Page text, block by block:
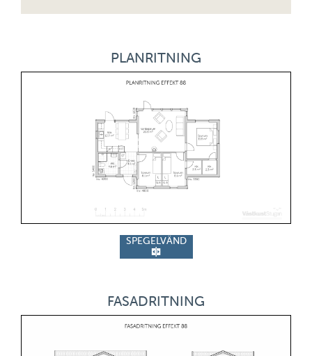
BYGGNADSHÖJD 3,060 m
PLANRITNING
SPEGELVÄND
FASADRITNING